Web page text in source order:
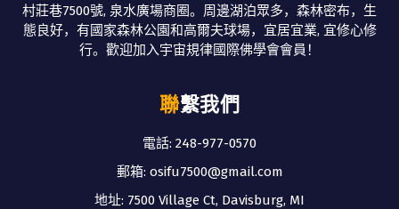
村莊巷7500號, 泉水廣場商圈。周邊湖泊眾多，森林密布，生
態良好，有國家森林公園和高爾夫球場，宜居宜業, 宜修心修
行。歡迎加入宇宙規律國際佛學會會員！
聯繫我們
電話: 248-977-0570
郵箱: osifu7500@gmail.com
地址: 7500 Village Ct, Davisburg, MI